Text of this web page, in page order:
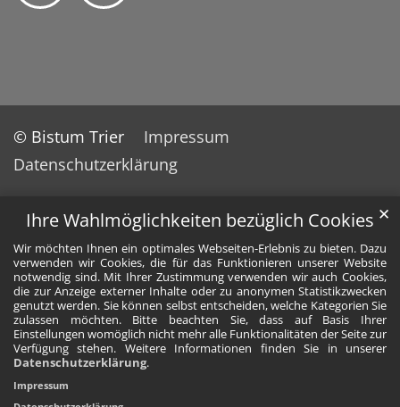
Ihre Wahlmöglichkeiten bezüglich Cookies
Wir möchten Ihnen ein optimales Webseiten-Erlebnis zu bieten. Dazu
verwenden wir Cookies, die für das Funktionieren unserer Website
notwendig sind. Mit Ihrer Zustimmung verwenden wir auch Cookies,
die zur Anzeige externer Inhalte oder zu anonymen Statistikzwecken
genutzt werden. Sie können selbst entscheiden, welche Kategorien Sie
zulassen möchten. Bitte beachten Sie, dass auf Basis Ihrer
Einstellungen womöglich nicht mehr alle Funktionalitäten der Seite zur
Verfügung stehen. Weitere Informationen finden Sie in unserer
Datenschutzerklärung.
✕
Impressum
© Bistum Trier
Impressum
Datenschutzerklärung